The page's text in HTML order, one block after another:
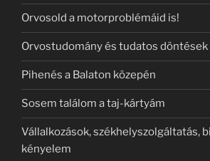
Orvosold a motorproblémáid is!
Orvostudomány és tudatos döntések
Pihenés a Balaton közepén
Sosem találom a taj-kártyám
Vállalkozások, székhelyszolgáltatás,
kényelem